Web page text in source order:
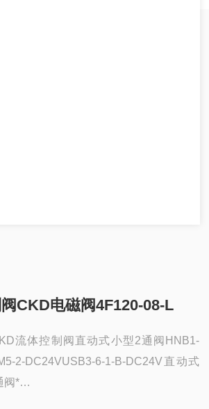
CKD电磁阀4F120-08-L
流体控制阀直动式小型2通阀HNB1-
2-DC24VUSB3-6-1-B-DC24V直动式
阀*